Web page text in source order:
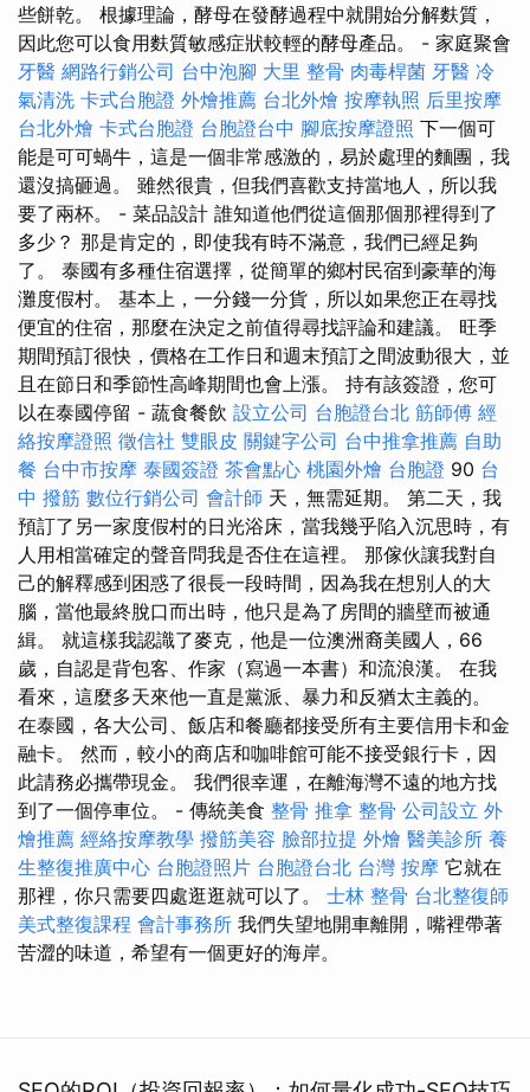
些餅乾。 根據理論，酵母在發酵過程中就開始分解麩質，
因此您可以食用麩質敏感症狀較輕的酵母產品。 - 家庭聚會
牙醫 網路行銷公司 台中泡腳 大里 整骨 肉毒桿菌 牙醫 冷
氣清洗 卡式台胞證 外燴推薦 台北外燴 按摩執照 后里按摩
台北外燴 卡式台胞證 台胞證台中 腳底按摩證照 下一個可
能是可可蝸牛，這是一個非常感激的，易於處理的麵團，我
還沒搞砸過。 雖然很貴，但我們喜歡支持當地人，所以我
要了兩杯。 - 菜品設計 誰知道他們從這個那個那裡得到了
多少？ 那是肯定的，即使我有時不滿意，我們已經足夠
了。 泰國有多種住宿選擇，從簡單的鄉村民宿到豪華的海
灘度假村。 基本上，一分錢一分貨，所以如果您正在尋找
便宜的住宿，那麼在決定之前值得尋找評論和建議。 旺季
期間預訂很快，價格在工作日和週末預訂之間波動很大，並
且在節日和季節性高峰期間也會上漲。 持有該簽證，您可
以在泰國停留 - 蔬食餐飲 設立公司 台胞證台北 筋師傅 經
絡按摩證照 徵信社 雙眼皮 關鍵字公司 台中推拿推薦 自助
餐 台中市按摩 泰國簽證 茶會點心 桃園外燴 台胞證 90 台
中 撥筋 數位行銷公司 會計師 天，無需延期。 第二天，我
預訂了另一家度假村的日光浴床，當我幾乎陷入沉思時，有
人用相當確定的聲音問我是否住在這裡。 那傢伙讓我對自
己的解釋感到困惑了很長一段時間，因為我在想別人的大
腦，當他最終脫口而出時，他只是為了房間的牆壁而被通
緝。 就這樣我認識了麥克，他是一位澳洲裔美國人，66
歲，自認是背包客、作家（寫過一本書）和流浪漢。 在我
看來，這麼多天來他一直是黨派、暴力和反猶太主義的。
在泰國，各大公司、飯店和餐廳都接受所有主要信用卡和金
融卡。 然而，較小的商店和咖啡館可能不接受銀行卡，因
此請務必攜帶現金。 我們很幸運，在離海灣不遠的地方找
到了一個停車位。 - 傳統美食 整骨 推拿 整骨 公司設立 外
燴推薦 經絡按摩教學 撥筋美容 臉部拉提 外燴 醫美診所 養
生整復推廣中心 台胞證照片 台胞證台北 台灣 按摩 它就在
那裡，你只需要四處逛逛就可以了。 士林 整骨 台北整復師
美式整復課程 會計事務所 我們失望地開車離開，嘴裡帶著
苦澀的味道，希望有一個更好的海岸。